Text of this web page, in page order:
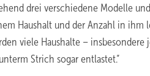
drei verschiedene Modelle
Haushalt und der Anzahl in
viele Haushalte –
Strich sogar entlastet.“